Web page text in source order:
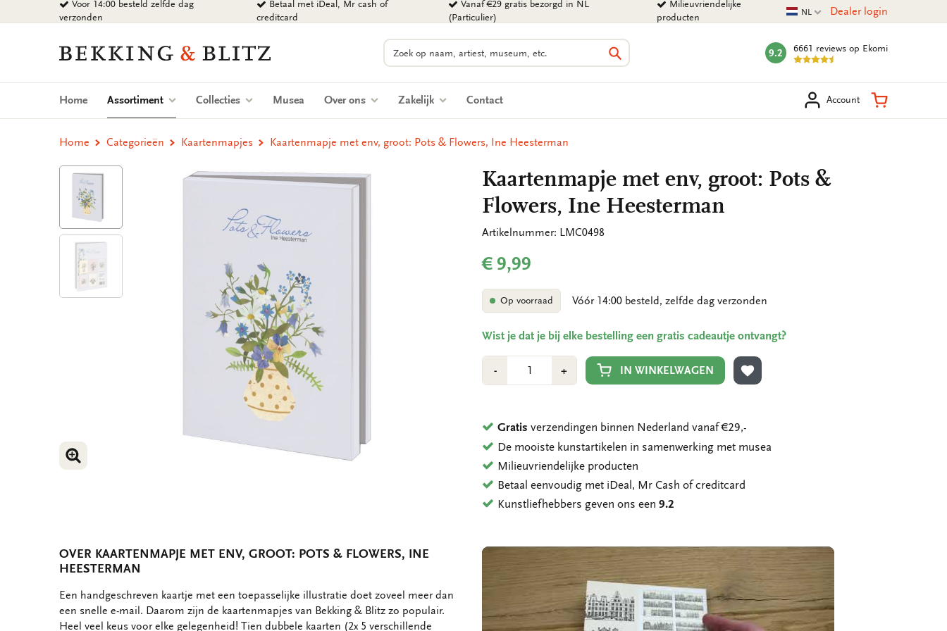
naar
Voor 14:00 besteld zelfde dag
verzonden
Betaal met iDeal, Mr cash of
creditcard
Vanaf €29 gratis bezorgd in NL
(Particulier)
Milieuvriendelijke
producten
Huidige taal
NL Dealer login
Bekking
Blitz
Uitgevers
Zoeken
Zoeken
mark:
9.2 6661 reviews op Ekomi
Home Assortiment (current)Collecties Musea Over ons Zakelijk Contact Account Winkelmand
Home Categorieën Kaartenmapjes Kaartenmapje met env, groot: Pots & Flowers, Ine Heesterman
VERGROOT AFBEELDING
VERGROOT AFBEELDING
Kaartenmapje met env, groot: Pots &
Flowers, Ine Heesterman
Artikelnummer: LMC0498
€ 9,99
Op voorraad Vóór 14:00 besteld, zelfde dag verzonden
Wist je dat je bij elke bestelling een gratis cadeautje ontvangt?
-Min
1
+Plus
1
IN WINKELWAGEN
TOEVOEGEN AAN VERLANGLIJST
Gratis verzendingen binnen Nederland vanaf €29,-
De mooiste kunstartikelen in samenwerking met musea
Milieuvriendelijke producten
Betaal eenvoudig met iDeal, Mr Cash of creditcard
Kunstliefhebbers geven ons een9.2
OVER KAARTENMAPJE MET ENV, GROOT: POTS & FLOWERS, INE
HEESTERMAN
OMSCHRIJVING
Een handgeschreven kaartje met een toepasselijke illustratie doet zoveel meer dan
een snelle e-mail. Daarom zijn de kaartenmapjes van Bekking & Blitz zo populair.
Heel veel keus voor elke gelegenheid! Tien dubbele kaarten (2x 5 verschillende